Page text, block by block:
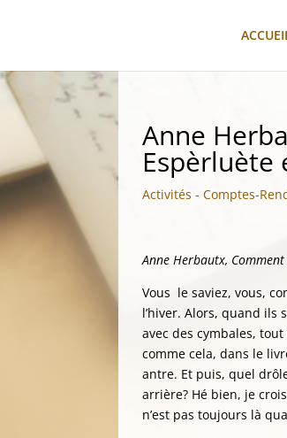
Anne
Espèrluète
Activités - Comptes-
Anne Herbautx,
Vous le saviez, vous,
l’hiver. Alors, quand ils
avec des cymbales,
comme cela, dans le
antre. Et puis, quel
arrière? Hé bien, je
n’est pas toujours là